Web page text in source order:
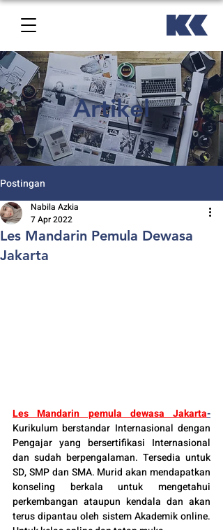
Artikel
Postingan
Les Mandarin Pemula Dewasa
Jakarta
Nabila Azkia
7 Apr 2022
Les Mandarin pemula dewasa Jakarta-
Kurikulum berstandar Internasional dengan
Pengajar yang bersertifikasi Internasional
dan sudah berpengalaman. Tersedia untuk
SD, SMP dan SMA. Murid akan mendapatkan
konseling berkala untuk mengetahui
perkembangan ataupun kendala dan akan
terus dipantau oleh sistem Akademik online.